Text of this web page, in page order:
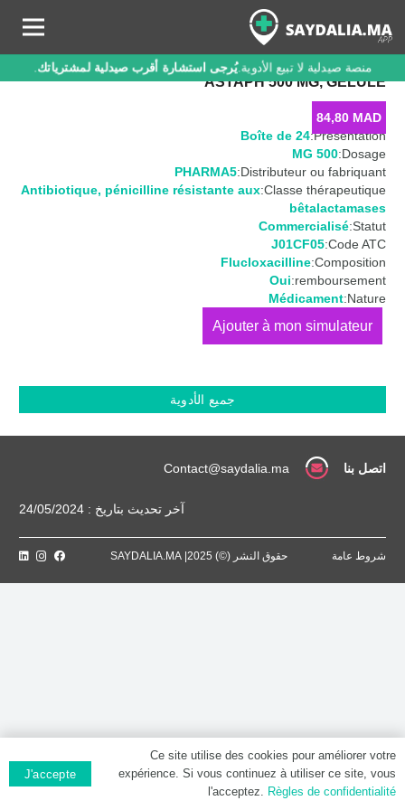
منصة صيدلية لا تبيع الأدوية.يُرجى استشارة أقرب صيدلية لمشترياتك.
ASTAPH 500 MG, GÉLULE
84,80 MAD
Présentation:
Boîte de 24
Dosage:
500 MG
Distributeur ou fabriquant:
PHARMA5
Classe thérapeutique:
Antibiotique, pénicilline résistante aux
bêtalactamases
Statut:
Commercialisé
Code ATC:
J01CF05
Composition:
Flucloxacilline
remboursement:
Oui
Nature:
Médicament
كمية
MG,
جميع الأدوية
اتصل بنا Contact@saydalia.ma
آخر تحديث بتاريخ : 24/05/2024
شروط عامة حقوق النشر (©) 2025| SAYDALIA.MA
Ce site utilise des cookies pour améliorer votre
expérience. Si vous continuez à utiliser ce site, vous
l'acceptez. Règles de confidentialité
J'accepte